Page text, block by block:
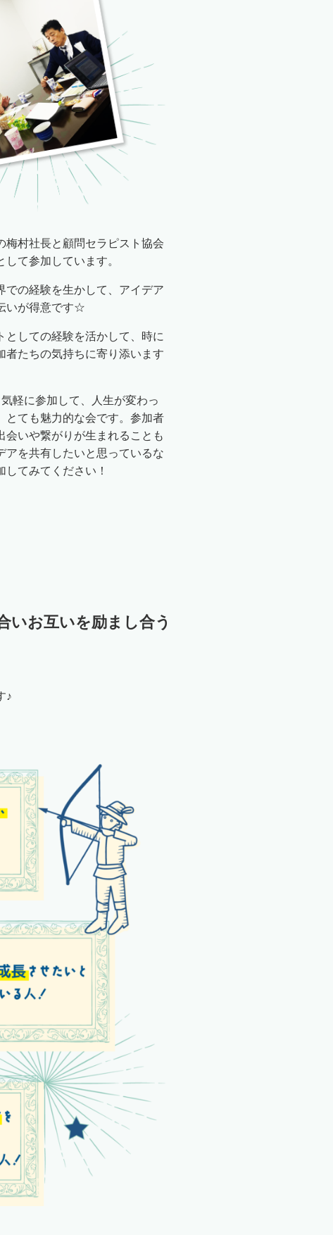
梅村社長と顧問セラピスト協会
て参加しています。
での経験を生かして、アイデア
いが得意です☆
としての経験を活かして、時に
者たちの気持ちに寄り添います
軽に参加して、人生が変わっ
とても魅力的な会です。参加者
会いや繋がりが生まれることも
アを共有したいと思っているな
てみてください！
いお互いを励まし合う
♪